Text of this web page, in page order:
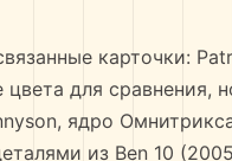
карточки:
для сравнения,
ядро
из Ben 10